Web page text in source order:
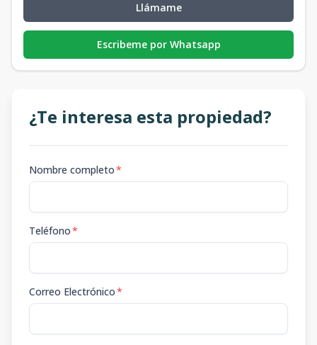
Llámame
Escribeme por Whatsapp
¿Te interesa esta propiedad?
Nombre completo*
Teléfono*
Correo Electrónico*